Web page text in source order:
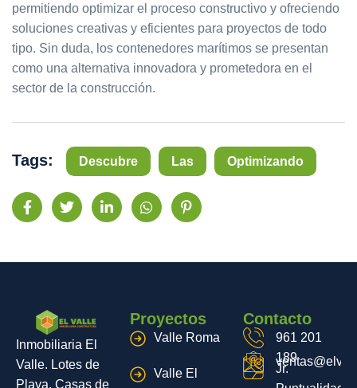
permitiendo optimizar el proceso constructivo y ofreciendo
soluciones creativas y eficientes para proyectos de todo
tipo. Sin duda, los contenedores marítimos se presentan
como una alternativa innovadora y prometedora en el
sector de la construcción.
Tags: Descubre Las Optimizando
Inmobiliaria El
Valle. Lotes de
Playa. Casas de
Proyectos
Valle Roma
Valle El
Contacto
961 201
189
Jr.